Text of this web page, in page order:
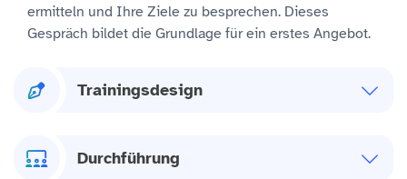
ermitteln und Ihre Ziele zu besprechen. Dieses
Gespräch bildet die Grundlage für ein erstes Angebot.
Trainingsdesign
Durchführung